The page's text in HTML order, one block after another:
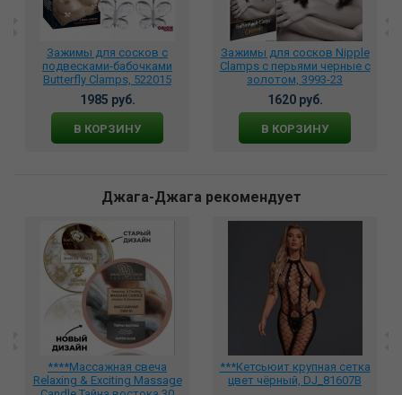
Зажимы для сосков с
подвесками-бабочками
Butterfly Clamps, 522015
1985 руб.
В КОРЗИНУ
Зажимы для сосков Nipple
Clamps с перьями черные с
золотом, 3993-23
1620 руб.
В КОРЗИНУ
Джага-Джага рекомендует
****Массажная свеча
Relaxing & Exciting Massage
***Кетсьюит крупная сетка
цвет чёрный, DJ_81607B